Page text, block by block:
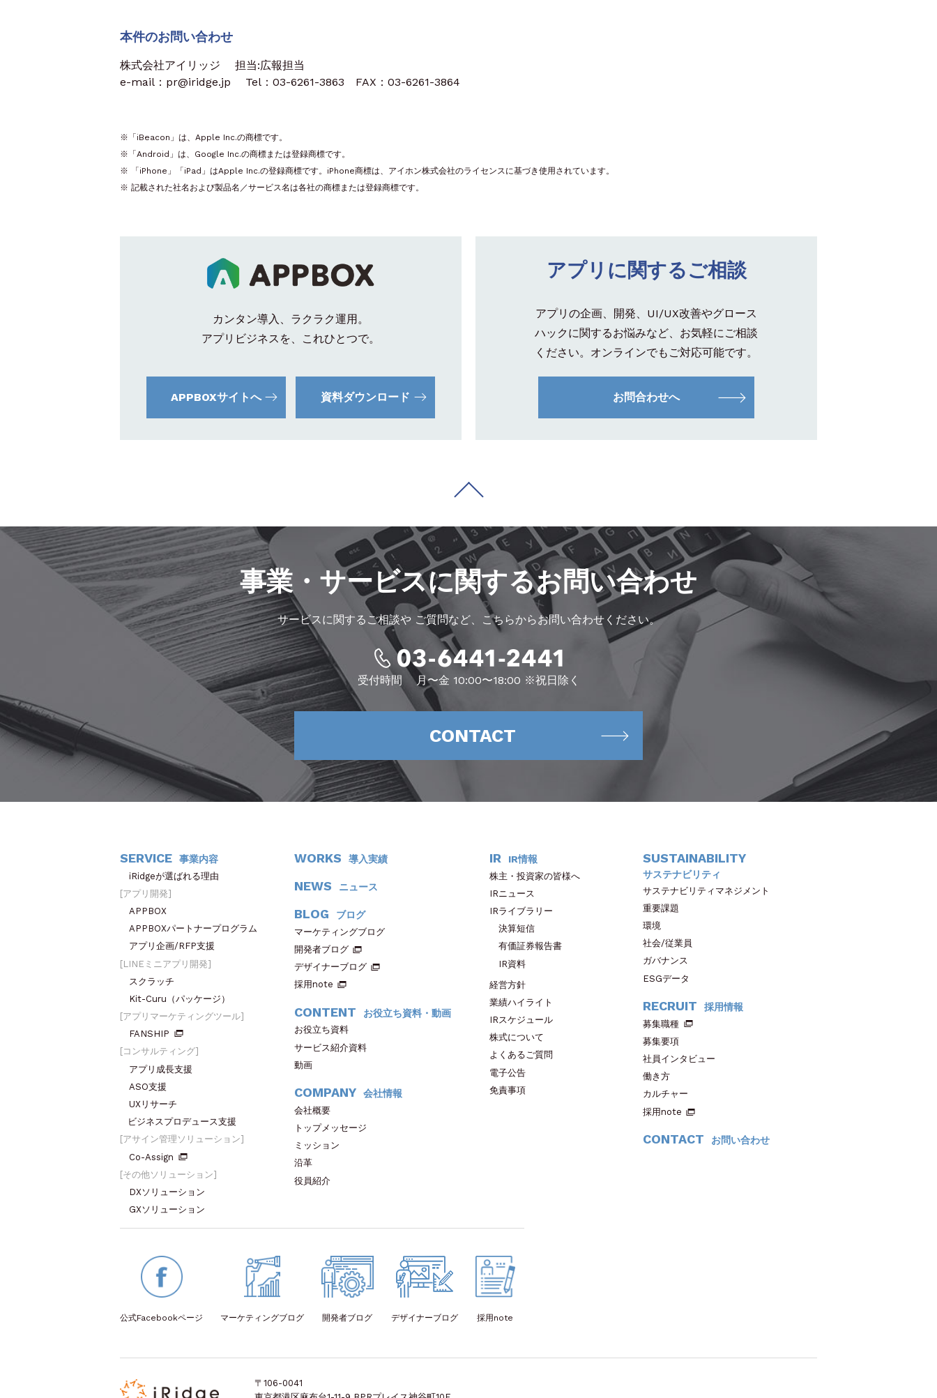
本件のお問い合わせ
株式会社アイリッジ 担当:広報担当
e-mail：pr@iridge.jp Tel：03-6261-3863 FAX：03-6261-3864
※「iBeacon」は、Apple Inc.の商標です。
※「Android」は、Google Inc.の商標または登録商標です。
※ 「iPhone」「iPad」はApple Inc.の登録商標です。iPhone商標は、アイホン株式会社のライセンスに基づき使用されています。
※ 記載された社名および製品名／サービス名は各社の商標または登録商標です。
カンタン導入、ラクラク運用。
アプリビジネスを、これひとつで。
APPBOXサイトへ 資料ダウンロード
アプリに関するご相談
アプリの企画、開発、UI/UX改善やグロース
ハックに関するお悩みなど、お気軽にご相談
ください。オンラインでもご対応可能です。
お問合わせへ
事業・サービスに関するお問い合わせ
サービスに関するご相談やご質問など、こちらからお問い合わせください。
受付時間 月〜金 10:00〜18:00 ※祝日除く
CONTACT
SERVICE 事業内容
iRidgeが選ばれる理由
アプリ開発
APPBOX
APPBOXパートナープログラム
アプリ企画/RFP支援
LINEミニアプリ開発
スクラッチ
Kit-Curu（パッケージ）
アプリマーケティングツール
FANSHIP
コンサルティング
アプリ成長支援
ASO支援
UXリサーチ
ビジネスプロデュース支援
アサイン管理ソリューション
Co-Assign
その他ソリューション
DXソリューション
GXソリューション
WORKS 導入実績
NEWS ニュース
BLOG ブログ
マーケティングブログ
開発者ブログ
デザイナーブログ
採用note
CONTENT お役立ち資料・動画
お役立ち資料
サービス紹介資料
動画
COMPANY 会社情報
会社概要
トップメッセージ
ミッション
沿革
役員紹介
IR IR情報
株主・投資家の皆様へ
IRニュース
IRライブラリー
決算短信
有価証券報告書
IR資料
経営方針
業績ハイライト
IRスケジュール
株式について
よくあるご質問
電子公告
免責事項
SUSTAINABILITY
サステナビリティ
サステナビリティマネジメント
重要課題
環境
社会/従業員
ガバナンス
ESGデータ
RECRUIT 採用情報
募集職種
募集要項
社員インタビュー
働き方
カルチャー
採用note
CONTACT お問い合わせ
公式Facebookページ マーケティングブログ 開発者ブログ デザイナーブログ 採用note
〒106-0041